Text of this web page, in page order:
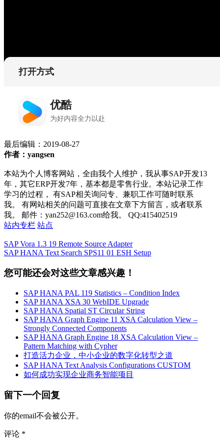
最后编辑： 2019-08-27
作者：yangsen
本站为个人博客网站，全由我个人维护，我从事SAP开发13
年，其它ERP开发7年，基本都是零售行业。本站记录工作
学习的过程， 有SAP相关询问专、兼职工作可随时联系
我。 有网站相关的问题可直接在文章下方留言，或者联系
我。 邮件：yan252@163.com给我。 QQ:415402519
站内专栏 站点
SAP Vora 1.3 19 Remote Source Adapter
SAP HANA Text Search SPS11 01 ESH Setup
您可能还会对这些文章感兴趣！
SAP HANA PAL 119 Statistics – Condition Index
SAP HANA XSA 30 WebIDE Upgrade
SAP HANA Spatial ST Circular String
SAP HANA Graph Engine 11 XSA Calculation View –
Strongly Connected Components
SAP HANA Graph Engine 18 XSA Calculation View –
Pattern Matching with Cypher
打造活力企业，中小企业的数字化转型之道
SAP HANA Text Analysis Configurations CUSTOM
如何成功实现企业商务智能项目
留下一个回复
你的email不会被公开。
评论 *